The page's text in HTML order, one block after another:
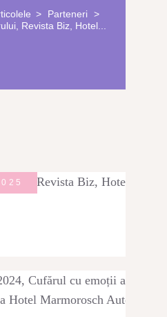
Parteneri
Revista Biz, Hotel...
Cufărul cu emoții a avut
Hotel Marmorosch